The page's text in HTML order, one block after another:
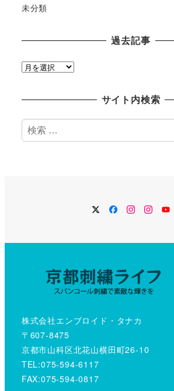
未分類
過去記事
過
サイト内検索
検
索
TwitterFacebook
Instagram
株式会社エンブロイド・タナカ
〒607-8475
京都市山科区北花山横田町26-10
TEL:075-594-6117
FAX:075-594-0817